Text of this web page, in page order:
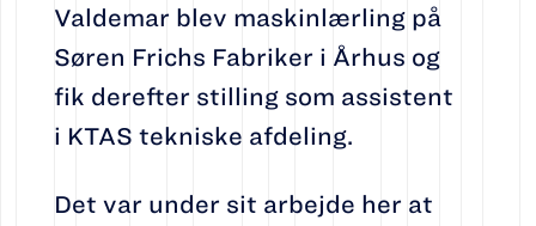
Valdemar blev maskinlærling på
Søren Frichs Fabriker i Århus og
fik derefter stilling som assistent
i KTAS tekniske afdeling.
Det var under sit arbejde her at